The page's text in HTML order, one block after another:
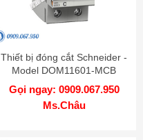
Thiết bị đóng cắt Schneider -
Model DOM11601-MCB
Gọi ngay: 0909.067.950
Ms.Châu